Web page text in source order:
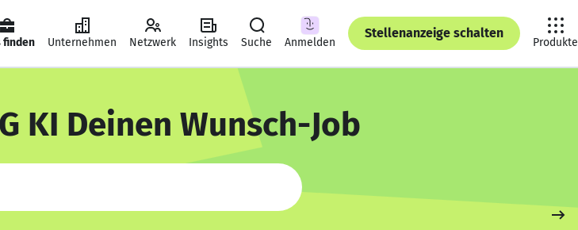
finden Unternehmen Netzwerk Insights Suche Anmelden
Stellenanzeige schalten
Produkte
KI Deinen Wunsch-Job